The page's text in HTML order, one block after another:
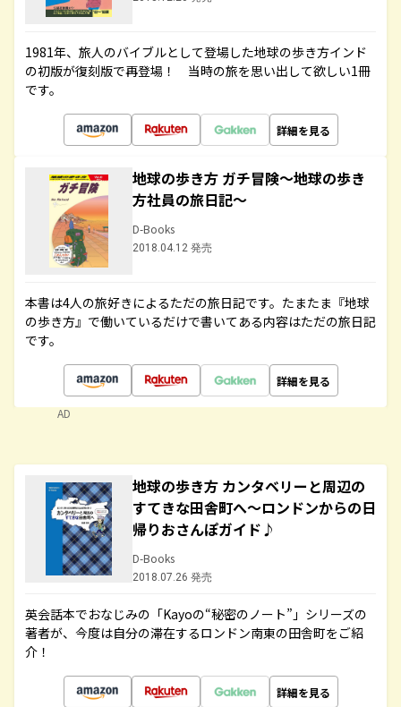
1981年、旅人のバイブルとして登場した地球の歩き方インド
の初版が復刻版で再登場！ 当時の旅を思い出して欲しい1冊
です。
詳細を見る
地球の歩き方 ガチ冒険～地球の歩き
方社員の旅日記～
D-Books
2018.04.12 発売
本書は4人の旅好きによるただの旅日記です。たまたま『地球
の歩き方』で働いているだけで書いてある内容はただの旅日記
です。
詳細を見る
AD
地球の歩き方 カンタベリーと周辺の
すてきな田舎町へ～ロンドンからの日
帰りおさんぽガイド♪
D-Books
2018.07.26 発売
英会話本でおなじみの「Kayoの“秘密のノート”」シリーズの
著者が、今度は自分の滞在するロンドン南東の田舎町をご紹
介！
詳細を見る